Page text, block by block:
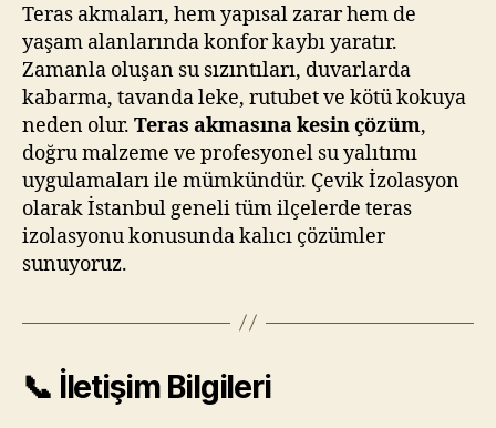
Teras akmaları, hem yapısal zarar hem de
yaşam alanlarında konfor kaybı yaratır.
Zamanla oluşan su sızıntıları, duvarlarda
kabarma, tavanda leke, rutubet ve kötü kokuya
neden olur. Teras akmasına kesin çözüm,
doğru malzeme ve profesyonel su yalıtımı
uygulamaları ile mümkündür. Çevik İzolasyon
olarak İstanbul geneli tüm ilçelerde teras
izolasyonu konusunda kalıcı çözümler
sunuyoruz.
📞 İletişim Bilgileri